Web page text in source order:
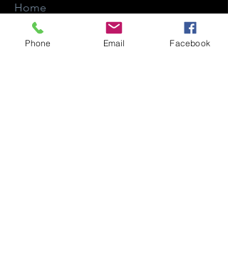
Home
Shop
Phone Email Facebook